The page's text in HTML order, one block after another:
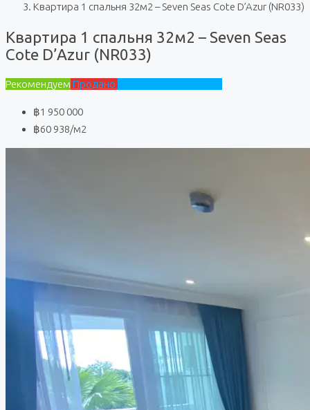
Квартира 1 спальня 32м2 – Seven Seas Cote D’Azur (NR033)
Квартира 1 спальня 32м2 – Seven Seas
Cote D’Azur (NR033)
Рекомендуем Продано
฿1 950 000
฿60 938/м2